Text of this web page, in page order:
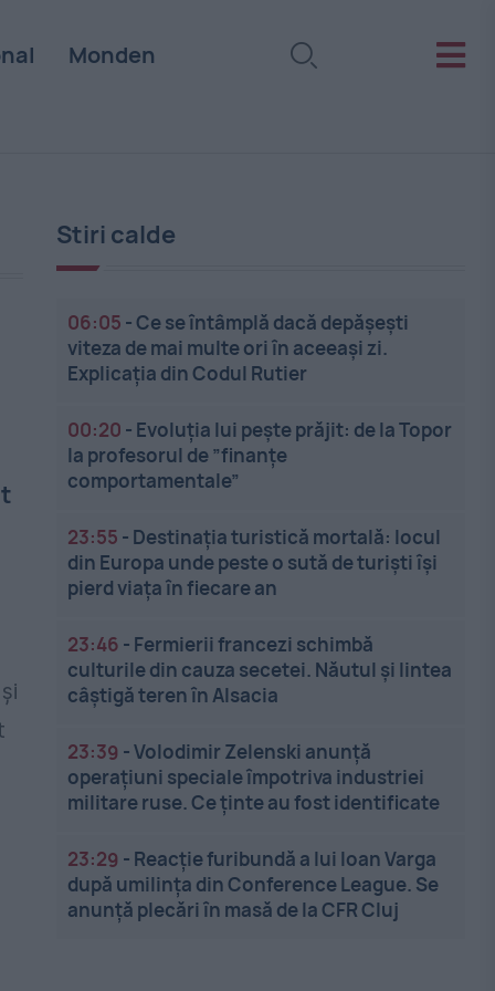
Monden
Stiri calde
06:05 -Ce se întâmplă dacă depășești
viteza de mai multe ori în aceeași zi.
Explicația din Codul Rutier
00:20 - Evoluția lui pește prăjit: de la Topor
la profesorul de ”finanțe
comportamentale”
23:55 - Destinația turistică mortală: locul
din Europa unde peste o sută de turiști își
pierd viața în fiecare an
23:46 - Fermierii francezi schimbă
culturile din cauza secetei. Năutul și lintea
câștigă teren în Alsacia
23:39 -Volodimir Zelenski anunță
operațiuni speciale împotriva industriei
militare ruse. Ce ținte au fost identificate
23:29 - Reacție furibundă a lui Ioan Varga
după umilința din Conference League. Se
anunță plecări în masă de la CFR Cluj